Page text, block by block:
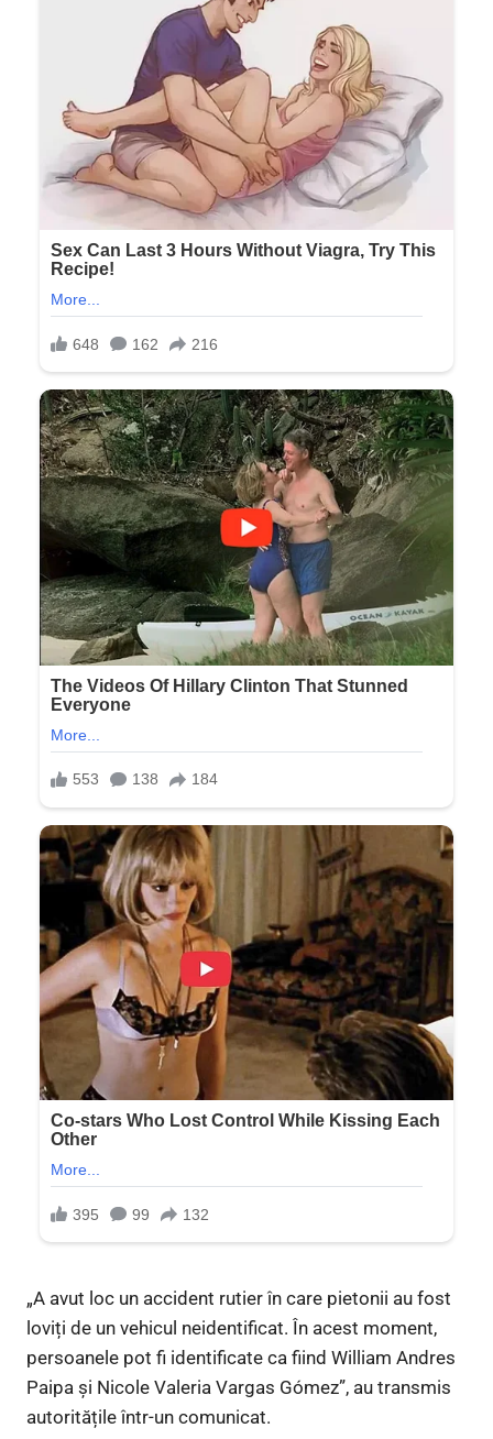
„A avut loc un accident rutier în care pietonii au fost
loviți de un vehicul neidentificat. În acest moment,
persoanele pot fi identificate ca fiind William Andres
Paipa și Nicole Valeria Vargas Gómez”, au transmis
autoritățile într-un comunicat.